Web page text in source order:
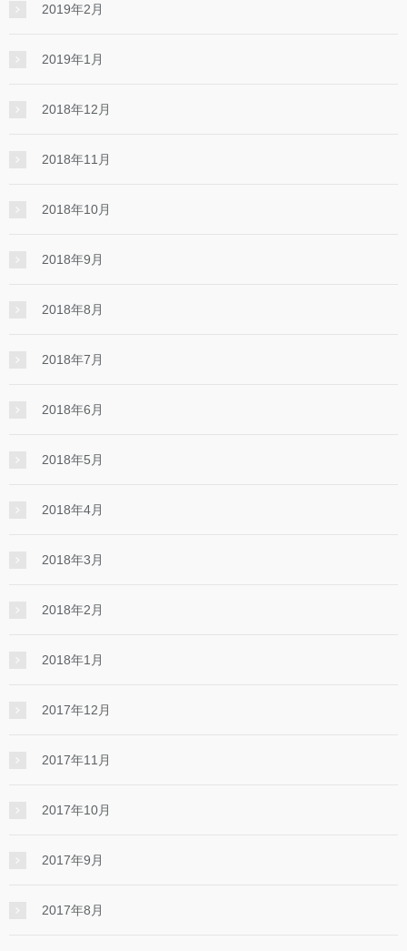
2019年2月
2019年1月
2018年12月
2018年11月
2018年10月
2018年9月
2018年8月
2018年7月
2018年6月
2018年5月
2018年4月
2018年3月
2018年2月
2018年1月
2017年12月
2017年11月
2017年10月
2017年9月
2017年8月